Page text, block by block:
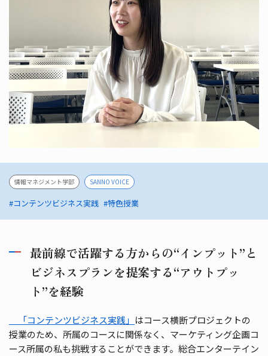
情報マネジメント学部 SANNO VOICE
#コンテンツビジネス実践 #特色授業
最前線で活躍する方からの“インプット”と
ビジネスプランを提案する“アウトプッ
ト”を経験
「コンテンツビジネス実践」 はコース横断プロジェクトの
授業のため、所属のコースに関係なく、マーケティング企画コ
ース所属の私も挑戦することができます。総合エンターテイン